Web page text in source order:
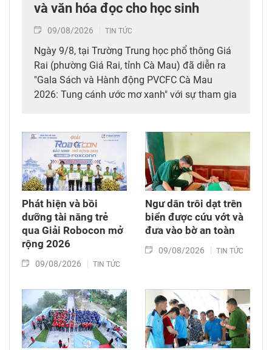
và văn hóa đọc cho học sinh
09/08/2026 TIN TỨC
Ngày 9/8, tại Trường Trung học phổ thông Giá
Rai (phường Giá Rai, tỉnh Cà Mau) đã diễn ra
"Gala Sách và Hành động PVCFC Cà Mau
2026: Tung cánh ước mơ xanh" với sự tham gia
Phát hiện và bồi
dưỡng tài năng trẻ
qua Giải Robocon mở
rộng 2026
09/08/2026 TIN TỨC
Ngư dân trôi dạt trên
biển được cứu vớt và
đưa vào bờ an toàn
09/08/2026 TIN TỨC